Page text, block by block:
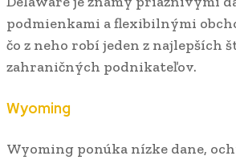
podmienkami a flexibilnými
čo z neho robí jeden z najlepších
zahraničných podnikateľov.
Wyoming
Wyoming ponúka nízke dane,